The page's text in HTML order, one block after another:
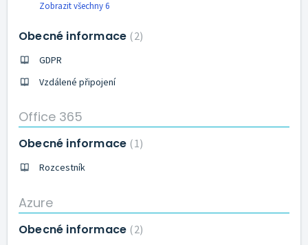
Zobrazit všechny 6
Obecné informace 2
GDPR
Vzdálené připojení
Office 365
Obecné informace 1
Rozcestník
Azure
Obecné informace 2